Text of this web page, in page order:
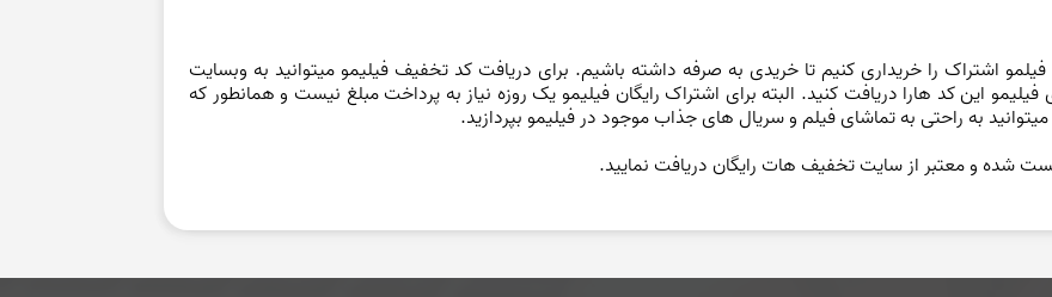
اشتراک را خریداری کنیم تا خریدی به صرفه داشته باشیم. برای دریافت كد تخفيف فيليمو میتوانید به وبسایت
این کد هارا دریافت کنید. البته برای اشتراک رایگان فیلیمو یک روزه نیاز به پرداخت مبلغ نیست و همانطور که
به راحتی به تماشای فیلم و سریال های جذاب موجود در فیلیمو بپردازید.
شده و معتبر از سایت تخفیف هات رایگان دریافت نمایید.